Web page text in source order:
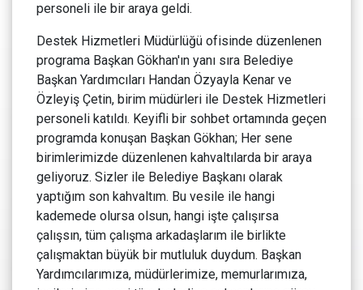
personeli ile bir araya geldi.
Destek Hizmetleri Müdürlüğü ofisinde düzenlenen
programa Başkan Gökhan'ın yanı sıra Belediye
Başkan Yardımcıları Handan Özyayla Kenar ve
Özleyiş Çetin, birim müdürleri ile Destek Hizmetleri
personeli katıldı. Keyifli bir sohbet ortamında geçen
programda konuşan Başkan Gökhan; Her sene
birimlerimizde düzenlenen kahvaltılarda bir araya
geliyoruz. Sizler ile Belediye Başkanı olarak
yaptığım son kahvaltım. Bu vesile ile hangi
kademede olursa olsun, hangi işte çalışırsa
çalışsın, tüm çalışma arkadaşlarım ile birlikte
çalışmaktan büyük bir mutluluk duydum. Başkan
Yardımcılarımıza, müdürlerimize, memurlarımıza,